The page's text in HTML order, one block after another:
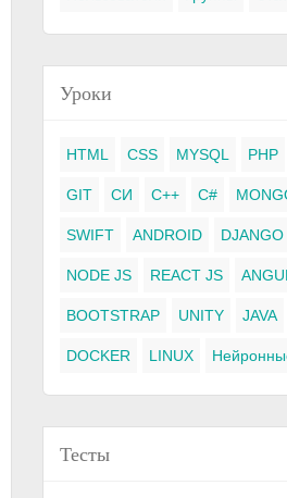
Уроки
HTML CSS MYSQL PHP
GIT СИ C++ C#
SWIFT ANDROID DJANGO
NODE JS REACT JS
BOOTSTRAP UNITY JAVA
DOCKER LINUX
Тесты